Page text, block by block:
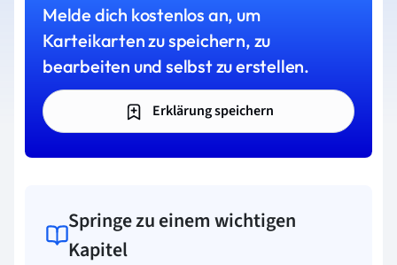
Melde dich kostenlos an, um
Karteikarten zu speichern, zu
bearbeiten und selbst zu erstellen.
Erklärung speichern
Springe zu einem wichtigen
Kapitel